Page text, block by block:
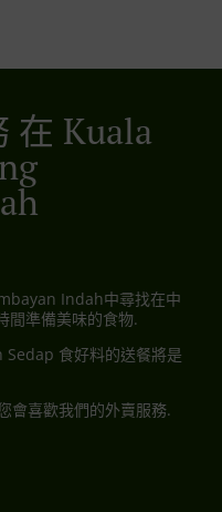
在 Kuala
Indah中尋找在中
間準備美味的食物.
食好料的送餐將是
會喜歡我們的外賣服務.